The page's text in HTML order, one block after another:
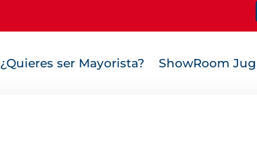
¿Quieres ser Mayorista? ShowRoom